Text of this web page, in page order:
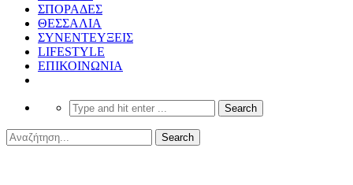
ΣΠΟΡΑΔΕΣ
ΘΕΣΣΑΛΙΑ
ΣΥΝΕΝΤΕΥΞΕΙΣ
LIFESTYLE
ΕΠΙΚΟΙΝΩΝΙΑ